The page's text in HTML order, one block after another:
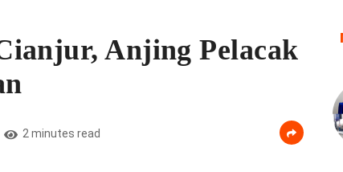
Anjing Pelacak
2 minutes read